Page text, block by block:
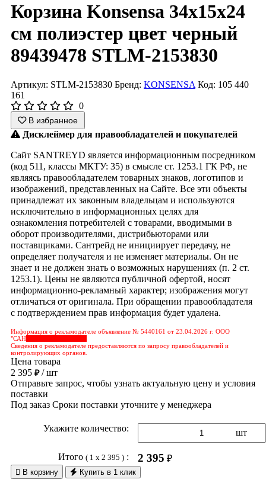
Корзина Konsensa 34x15x24
см полиэстер цвет черный
89439478 STLM-2153830
Артикул: STLM-2153830 Бренд: KONSENSA Код: 105 440
161
0
В избранное
Дисклеймер для правообладателей и покупателей
Сайт SANTREYD является информационным посредником
(код 511, классы МКТУ: 35) в смысле ст. 1253.1 ГК РФ, не
являясь правообладателем товарных знаков, логотипов и
изображений, представленных на Сайте. Все эти объекты
принадлежат их законным владельцам и используются
исключительно в информационных целях для
ознакомления потребителей с товарами, вводимыми в
оборот производителями, дистрибьюторами или
поставщиками. Сантрейд не инициирует передачу, не
определяет получателя и не изменяет материалы. Он не
знает и не должен знать о возможных нарушениях (п. 2 ст.
1253.1). Цены не являются публичной офертой, носят
информационно-рекламный характер; изображения могут
отличаться от оригинала. При обращении правообладателя
с подтверждением прав информация будет удалена.
Информация о рекламодателе объявление № 5440161 от 23.04.2026 г. ООО
"САН
Сведения о рекламодателе предоставляются по запросу правообладателей и
контролирующих органов.
Цена товара
2 395 ₽/ шт
Отправьте запрос, чтобы узнать актуальную цену и условия
поставки
Под заказ Сроки поставки уточните у менеджера
Укажите количество: шт
Итого ( 1 x 2 395 ): 2 395 ₽
 В корзину Купить в 1 клик